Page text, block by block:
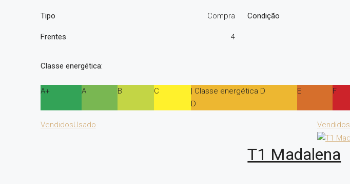
Tipo Compra Condição
Frentes 4
Classe energética:
A+ A B C
| Classe energética D
D
E F
VendidosUsado Vendidos
T1 Madalena